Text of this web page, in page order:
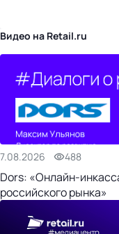
Видео на Retail.ru
7.08.2026 488
Dors: «Онлайн-
российского рынка»